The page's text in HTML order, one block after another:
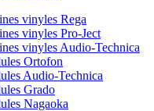
vinyles Rega
vinyles Pro-Ject
vinyles Audio-Technica
Ortofon
Audio-Technica
Grado
Nagaoka